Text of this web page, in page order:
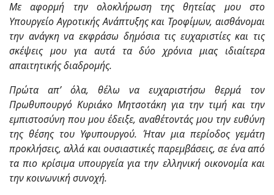
Με αφορμή την ολοκλήρωση της θητείας μου στο
Υπουργείο Αγροτικής Ανάπτυξης και Τροφίμων, αισθάνομαι
την ανάγκη να εκφράσω δημόσια τις ευχαριστίες και τις
σκέψεις μου για αυτά τα δύο χρόνια μιας ιδιαίτερα
απαιτητικής διαδρομής.
Πρώτα απ’ όλα, θέλω να ευχαριστήσω θερμά τον
Πρωθυπουργό Κυριάκο Μητσοτάκη για την τιμή και την
εμπιστοσύνη που μου έδειξε, αναθέτοντάς μου την ευθύνη
της θέσης του Υφυπουργού. Ήταν μια περίοδος γεμάτη
προκλήσεις, αλλά και ουσιαστικές παρεμβάσεις, σε ένα από
τα πιο κρίσιμα υπουργεία για την ελληνική οικονομία και
την κοινωνική συνοχή.